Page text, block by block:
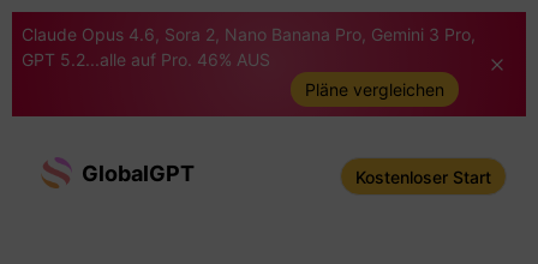
Claude Opus 4.6, Sora 2, Nano Banana Pro, Gemini 3 Pro,
GPT 5.2...alle auf Pro. 46% AUS
Pläne vergleichen
GlobalGPT Kostenloser Start